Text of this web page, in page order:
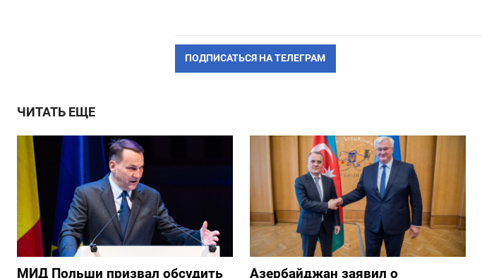
ПОДПИСАТЬСЯ НА ТЕЛЕГРАМ
ЧИТАТЬ ЕЩЕ
МИД Польши призвал обсудить
Азербайджан заявил о